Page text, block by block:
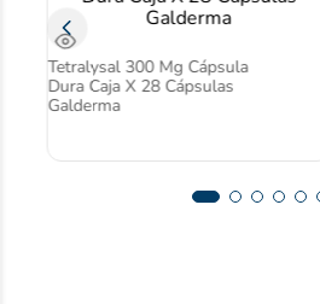
Tetralysal 300 Mg Cápsula
Dura Caja X 28 Cápsulas
Galderma